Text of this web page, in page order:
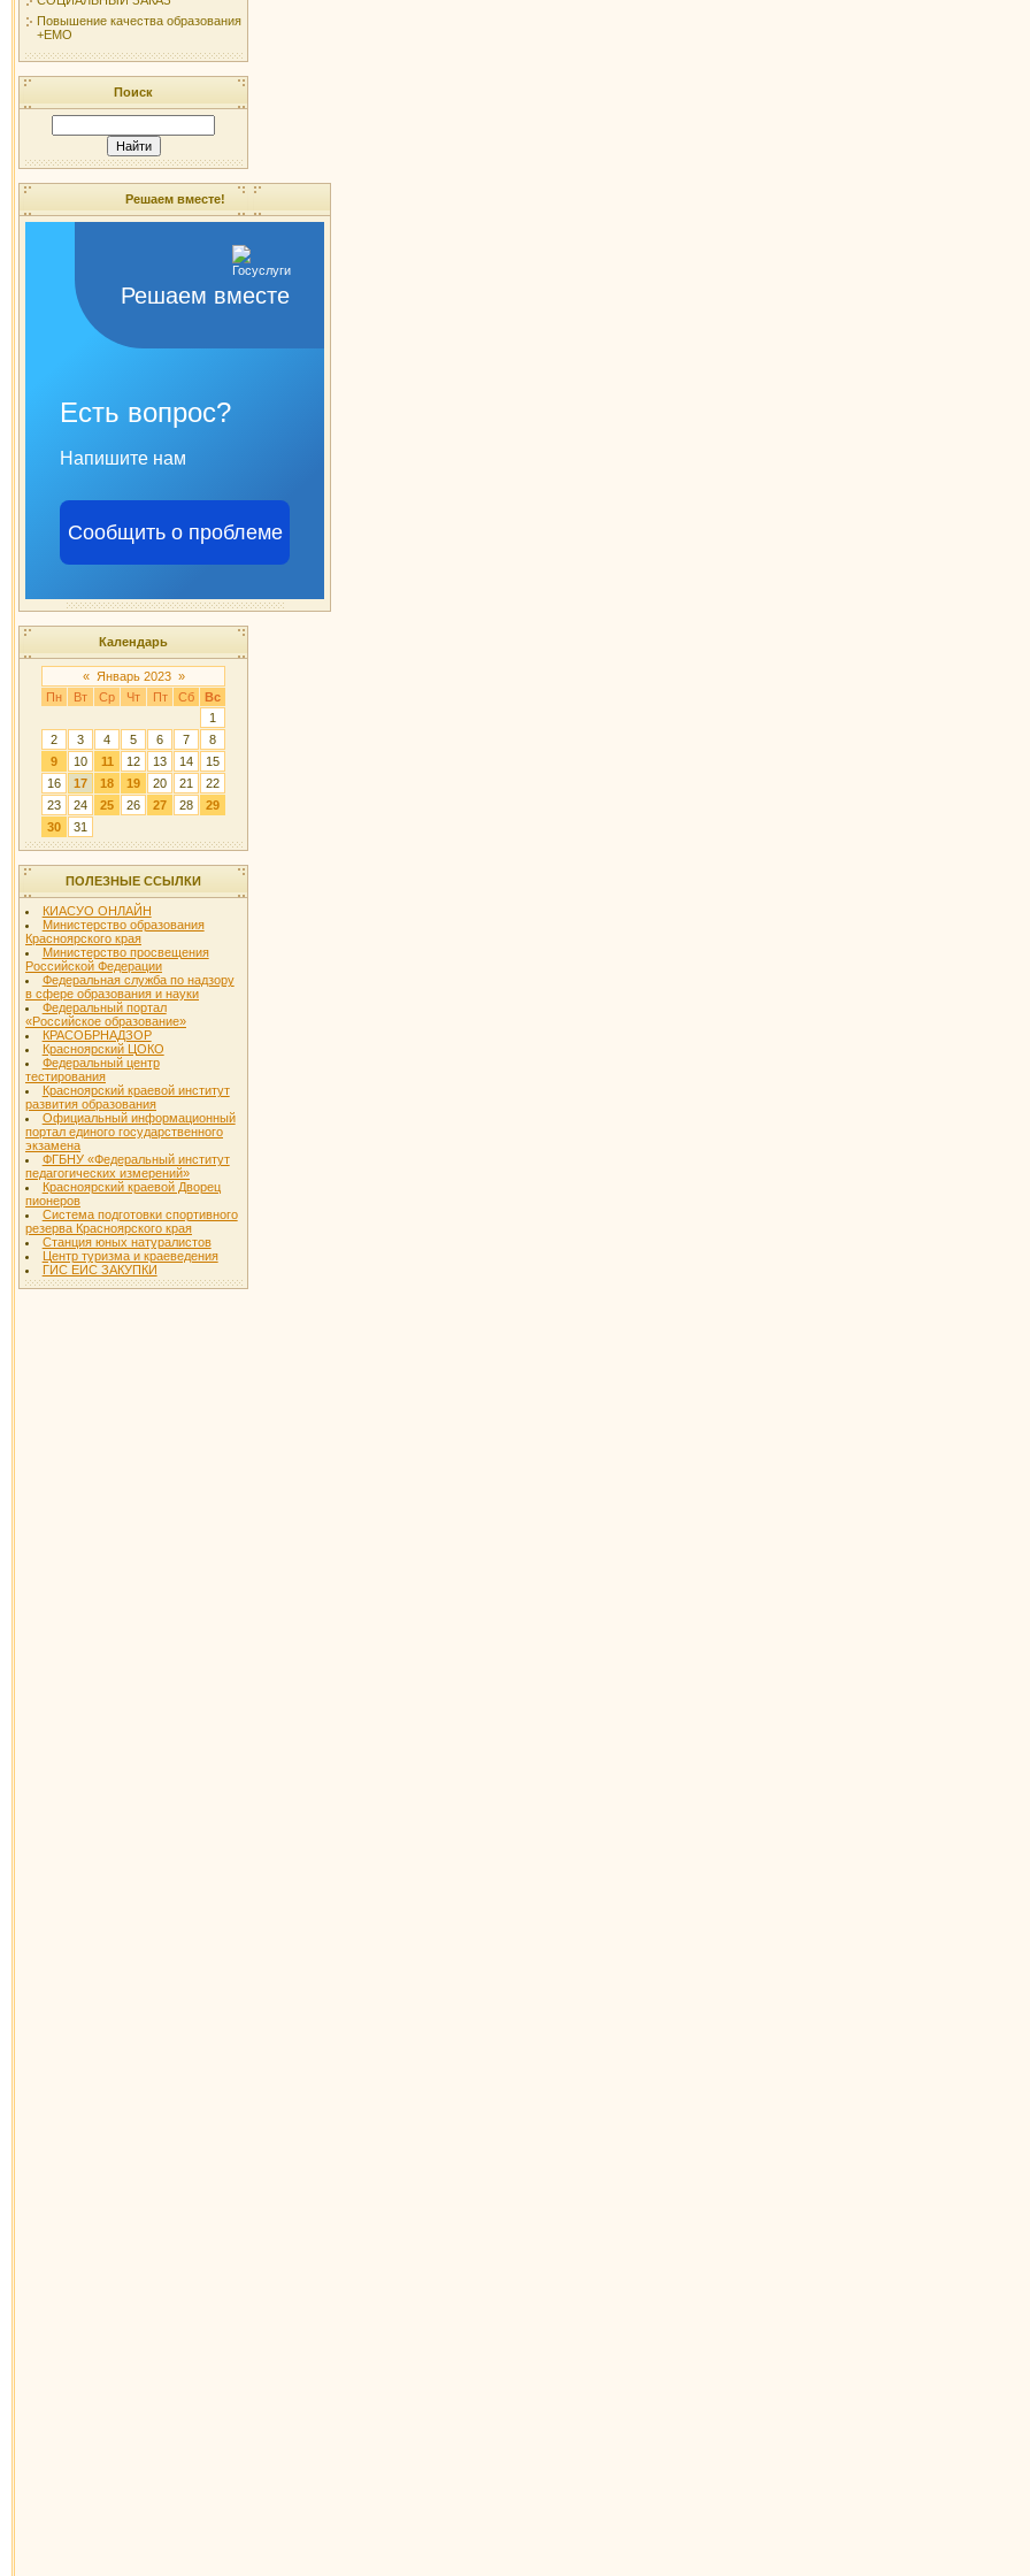
Повышение качества образования
+ЕМО
Поиск
Решаем вместе!
Решаем вместе
Есть вопрос?
Напишите нам
Сообщить о проблеме
Календарь
« Январь 2023 »
Пн
Вт Ср Чт Пт Сб
Вс
1
2
3 4 5 6 7
8
9
10 11 12 13 14
15
16
17 18 19 20 21
22
23
24 25 26 27 28
29
30
31
ПОЛЕЗНЫЕ ССЫЛКИ
КИАСУО ОНЛАЙН
Министерство образования
Красноярского края
Министерство просвещения
Российской Федерации
Федеральная служба по надзору
в сфере образования и науки
Федеральный портал
«Российское образование»
КРАСОБРНАДЗОР
Красноярский ЦОКО
Федеральный центр
тестирования
Красноярский краевой институт
развития образования
Официальный информационный
портал единого государственного
экзамена
ФГБНУ «Федеральный институт
педагогических измерений»
Красноярский краевой Дворец
пионеров
Система подготовки спортивного
резерва Красноярского края
Станция юных натуралистов
Центр туризма и краеведения
ГИС ЕИС ЗАКУПКИ